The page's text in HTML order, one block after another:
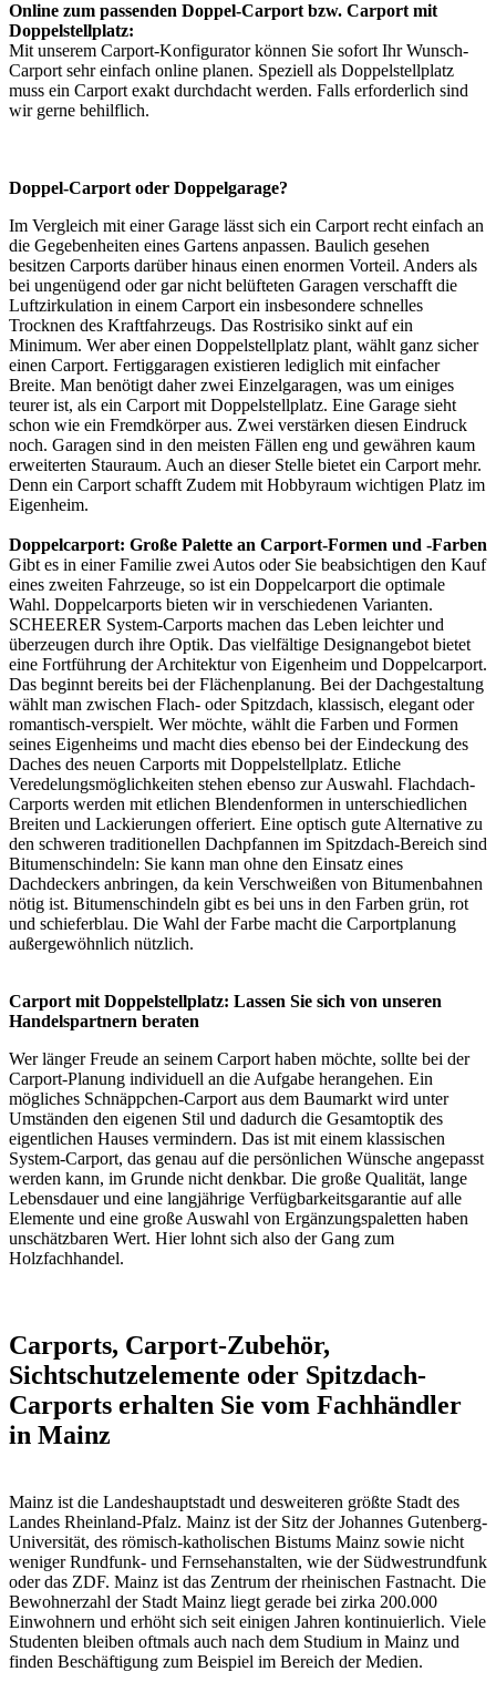
Online zum passenden Doppel-Carport bzw. Carport mit
Doppelstellplatz:
Mit unserem Carport-Konfiguratorkönnen Sie sofort Ihr Wunsch-
Carport sehr einfach online planen. Speziell als Doppelstellplatz
muss ein Carport exakt durchdacht werden. Falls erforderlich sind
wir gerne behilflich.
Doppel-Carport oder Doppelgarage?
Im Vergleich mit einer Garage lässt sich ein Carport recht einfach an
die Gegebenheiten eines Gartens anpassen. Baulich gesehen
besitzen Carports darüber hinaus einen enormen Vorteil. Anders als
bei ungenügend oder gar nicht belüfteten Garagen verschafft die
Luftzirkulation in einem Carport ein insbesondere schnelles
Trocknen des Kraftfahrzeugs. Das Rostrisiko sinkt auf ein
Minimum. Wer aber einen Doppelstellplatz plant, wählt ganz sicher
einen Carport. Fertiggaragen existieren lediglich mit einfacher
Breite. Man benötigt daher zwei Einzelgaragen, was um einiges
teurer ist, als ein Carport mit Doppelstellplatz. Eine Garage sieht
schon wie ein Fremdkörper aus. Zwei verstärken diesen Eindruck
noch. Garagen sind in den meisten Fällen eng und gewähren kaum
erweiterten Stauraum. Auch an dieser Stelle bietet ein Carport mehr.
Denn ein Carport schafft Zudem mit Hobbyraum wichtigen Platz im
Eigenheim.
Doppelcarport: Große Palette an Carport-Formen und -Farben
Gibt es in einer Familie zwei Autos oder Sie beabsichtigen den Kauf
eines zweiten Fahrzeuge, so ist ein Doppelcarport die optimale
Wahl. Doppelcarports bieten wir in verschiedenen Varianten.
SCHEERER System-Carports machen das Leben leichter und
überzeugen durch ihre Optik. Das vielfältige Designangebot bietet
eine Fortführung der Architektur von Eigenheim und Doppelcarport.
Das beginnt bereits bei der Flächenplanung. Bei der Dachgestaltung
wählt man zwischen Flach- oder Spitzdach, klassisch, elegant oder
romantisch-verspielt. Wer möchte, wählt die Farben und Formen
seines Eigenheims und macht dies ebenso bei der Eindeckung des
Daches des neuen Carports mit Doppelstellplatz. Etliche
Veredelungsmöglichkeiten stehen ebenso zur Auswahl. Flachdach-
Carports werden mit etlichen Blendenformen in unterschiedlichen
Breiten und Lackierungen offeriert. Eine optisch gute Alternative zu
den schweren traditionellen Dachpfannen im Spitzdach-Bereich sind
Bitumenschindeln: Sie kann man ohne den Einsatz eines
Dachdeckers anbringen, da kein Verschweißen von Bitumenbahnen
nötig ist. Bitumenschindeln gibt es bei uns in den Farben grün, rot
und schieferblau. Die Wahl der Farbe macht die Carportplanung
außergewöhnlich nützlich.
Carport mit Doppelstellplatz: Lassen Sie sich von unseren
Handelspartnern beraten
Wer länger Freude an seinem Carport haben möchte, sollte bei der
Carport-Planung individuell an die Aufgabe herangehen. Ein
mögliches Schnäppchen-Carport aus dem Baumarkt wird unter
Umständen den eigenen Stil und dadurch die Gesamtoptik des
eigentlichen Hauses vermindern. Das ist mit einem klassischen
System-Carport, das genau auf die persönlichen Wünsche angepasst
werden kann, im Grunde nicht denkbar. Die große Qualität, lange
Lebensdauer und eine langjährige Verfügbarkeitsgarantie auf alle
Elemente und eine große Auswahl von Ergänzungspaletten haben
unschätzbaren Wert. Hier lohnt sich also der Gang zum
Holzfachhandel.
Carports, Carport-Zubehör,
Sichtschutzelemente oder Spitzdach-
Carports erhalten Sie vom Fachhändler
in Mainz
Mainz ist die Landeshauptstadt und desweiteren größte Stadt des
Landes Rheinland-Pfalz. Mainz ist der Sitz der Johannes Gutenberg-
Universität, des römisch-katholischen Bistums Mainz sowie nicht
weniger Rundfunk- und Fernsehanstalten, wie der Südwestrundfunk
oder das ZDF. Mainz ist das Zentrum der rheinischen Fastnacht. Die
Bewohnerzahl der Stadt Mainz liegt gerade bei zirka 200.000
Einwohnern und erhöht sich seit einigen Jahren kontinuierlich. Viele
Studenten bleiben oftmals auch nach dem Studium in Mainz und
finden Beschäftigung zum Beispiel im Bereich der Medien.